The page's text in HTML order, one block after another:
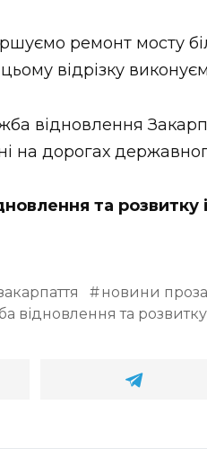
ремонт мосту
відрізку
відновлення
на дорогах
та розвитку
новини
відновлення та